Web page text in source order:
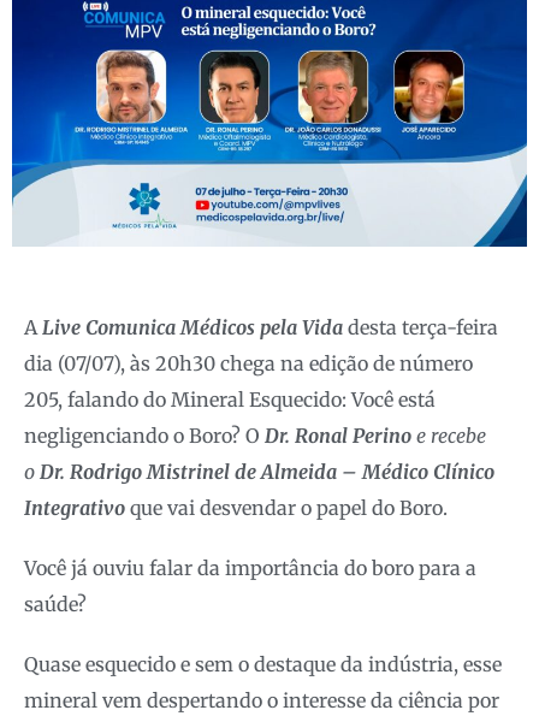
A Live Comunica Médicos pela Vida desta terça-feira
dia (07/07), às 20h30 chega na edição de número
205, falando do Mineral Esquecido: Você está
negligenciando o Boro? O Dr. Ronal Perino e recebe
o Dr. Rodrigo Mistrinel de Almeida – Médico Clínico
Integrativo que vai desvendar o papel do Boro.
Você já ouviu falar da importância do boro para a
saúde?
Quase esquecido e sem o destaque da indústria, esse
mineral vem despertando o interesse da ciência por